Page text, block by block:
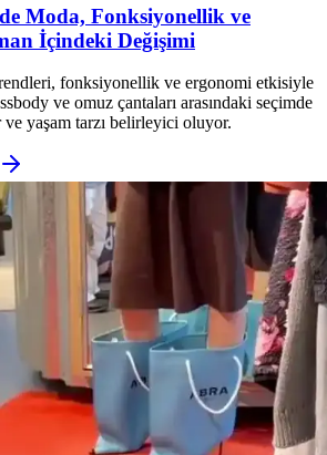
Moda, Fonksiyonellik ve
İçindeki Değişimi
fonksiyonellik ve ergonomi etkisiyle
ve omuz çantaları arasındaki seçimde
ve yaşam tarzı belirleyici oluyor.